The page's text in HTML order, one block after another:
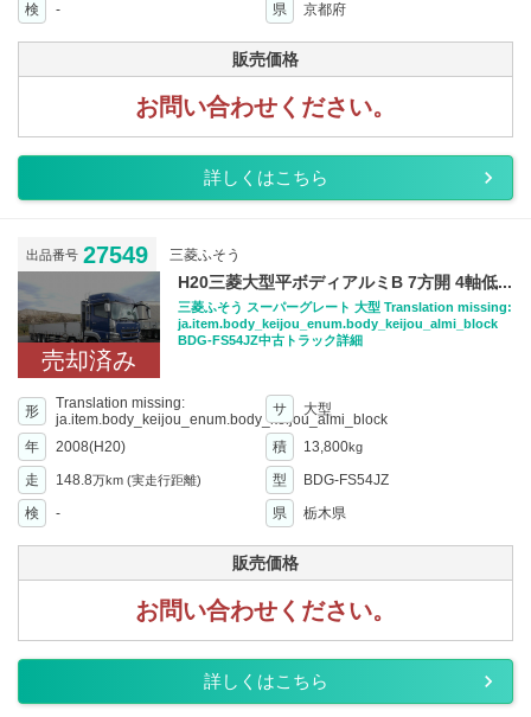
検
- 県 京都府
販売価格
お問い合わせください。
詳しくはこちら
出品番号 27549 三菱ふそう
売却済み
H20三菱大型平ボディアルミB 7方開 4軸低...
三菱ふそう スーパーグレート 大型 Translation missing:
ja.item.body_keijou_enum.body_keijou_almi_block
BDG-FS54JZ中古トラック詳細
形
Translation missing:
ja.item.body_keijou_enum.body_keijou_almi_block
サ 大型
年 2008(H20) 積 13,800kg
走 148.8万km (実走行距離) 型
BDG-FS54JZ
検
- 県 栃木県
販売価格
お問い合わせください。
詳しくはこちら